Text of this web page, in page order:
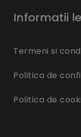
Informatii
Termeni si
Politica de
Politica de